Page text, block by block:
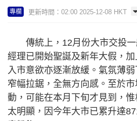
專欄 更新時間：02:00 2025-12-08 HKT
傳統上，12月份大市交投一
經理已開始聖誕及新年大假，
入市意欲亦逐漸放緩。氣氛薄
窄幅拉鋸，全無方向感。至於
動，可能在本月下旬才見到，
太明顯，因今年大市已累升達